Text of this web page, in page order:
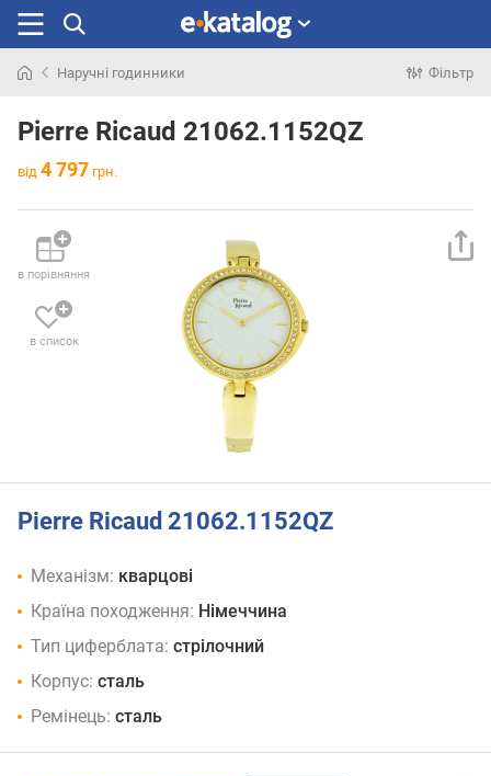
раніше
Наручні годинники Фільтр
Pierre Ricaud 21062.1152QZ
від 4 797 грн.
в порівняння
в список
Pierre Ricaud 21062.1152QZ
Механізм: кварцові
Країна походження: Німеччина
Тип циферблата: стрілочний
Корпус: сталь
Ремінець: сталь